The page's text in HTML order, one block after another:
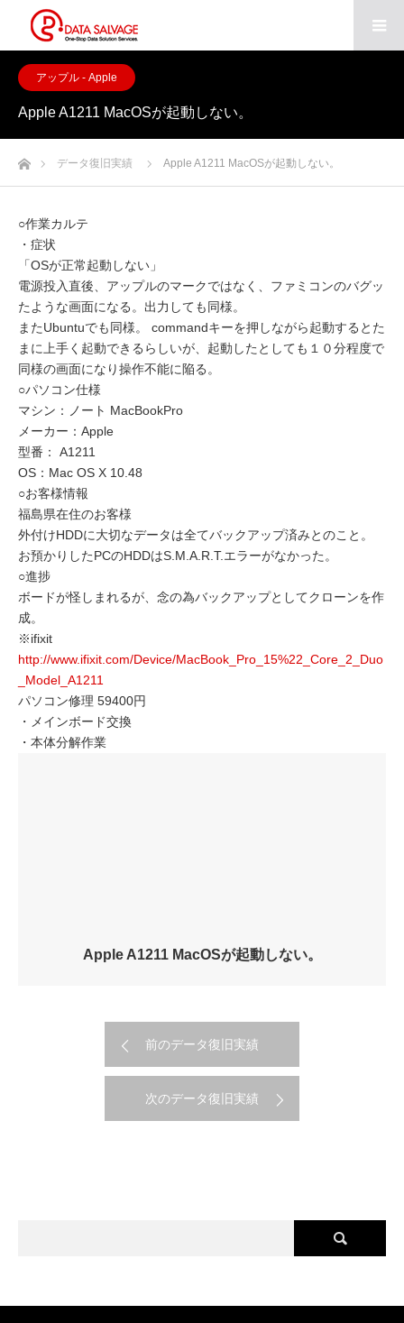
アップル - Apple
Apple A1211 MacOSが起動しない。
ホームデータ復旧実績 Apple A1211 MacOSが起動しない。
○作業カルテ
・症状
「OSが正常起動しない」
電源投入直後、アップルのマークではなく、ファミコンのバグッ
たような画面になる。出力しても同様。
またUbuntuでも同様。 commandキーを押しながら起動するとた
まに上手く起動できるらしいが、起動したとしても１０分程度で
同様の画面になり操作不能に陥る。
○パソコン仕様
マシン：ノート MacBookPro
メーカー：Apple
型番： A1211
OS：Mac OS X 10.48
○お客様情報
福島県在住のお客様
外付けHDDに大切なデータは全てバックアップ済みとのこと。
お預かりしたPCのHDDはS.M.A.R.T.エラーがなかった。
○進捗
ボードが怪しまれるが、念の為バックアップとしてクローンを作
成。
※ifixit
http://www.ifixit.com/Device/MacBook_Pro_15%22_Core_2_Duo
_Model_A1211
パソコン修理 59400円
・メインボード交換
・本体分解作業
Apple A1211 MacOSが起動しない。
前のデータ復旧実績
次のデータ復旧実績